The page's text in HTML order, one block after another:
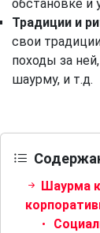
обстановке и
Традиции и
свои
походы за
шаурму, и т.д.
Шаурма